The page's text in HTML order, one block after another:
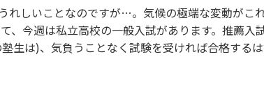
れしいことなのですが…。気候の極端な変動がこ
、今週は私立高校の一般入試があります。推薦入
生は)、気負うことなく試験を受ければ合格する